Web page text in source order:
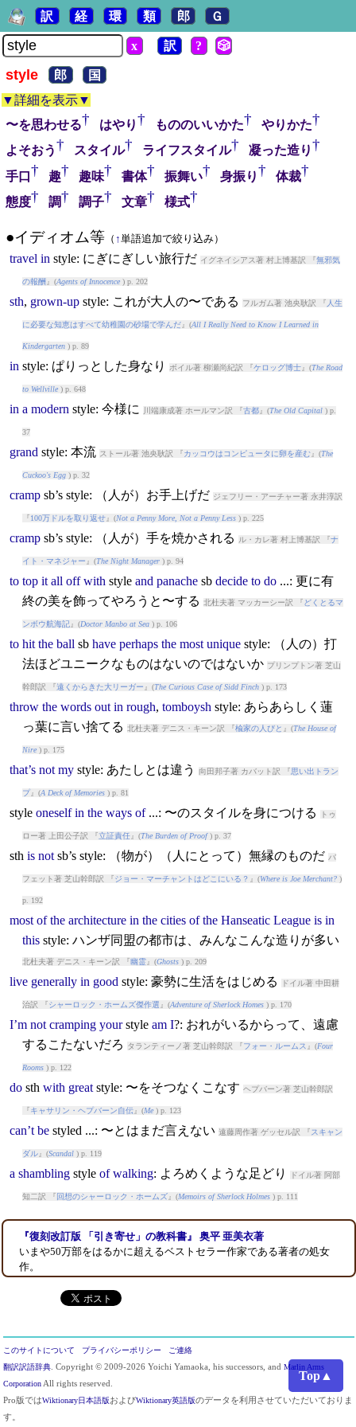
Top▲
訳 経 環 類 郎 Ｇ
x 訳 ? 🎲
style 郎
国
▼詳細を表示▼
〜を思わせる† はやり† もののいいかた† やりかた†
よそおう† スタイル† ライフスタイル† 凝った造り†
手口 † 趣† 趣味† 書体† 振舞い† 身振り† 体裁†
態度† 調† 調子† 文章† 様式†
●イディオム等（ ↑単語追加で絞り込み）
travel in style: にぎにぎしい旅行だ イグネイシアス著 村上博基訳 『無邪気
の報酬 』(Agents of Innocence) p. 202
sth, grown-up style: これが大人の〜である フルガム著 池央耿訳 『 人生
に必要な知恵はすべて幼稚園の砂場で学んだ』(All I Really Need to Know I Learned in
Kindergarten) p. 89
in style: ぱりっとした身なり ボイル著 柳瀬尚紀訳 『ケロッグ博士』(The Road
to Wellville) p. 648
in a modern style: 今様に 川端康成著 ホールマン訳 『古都』(The Old Capital) p.
37
grand style: 本流 ストール著 池央耿訳 『カッコウはコンピュータに卵を産む』(The
Cuckoo's Egg) p. 32
crampsb’s style: （人が）お手上げだ ジェフリー・アーチャー著 永井淳訳
『100万ドルを取り返せ』(Not a Penny More, Not a Penny Less) p. 225
crampsb’s style: （人が）手を焼かされる ル・カレ著 村上博基訳 『ナ
イト・マネジャー 』(The Night Manager) p. 94
to top it all off with style and panachesb decide to do...: 更に有
終の美を飾ってやろうと〜する 北杜夫著 マッカーシー訳 『どくとるマ
ンボウ航海記 』(Doctor Manbo at Sea) p. 106
to hit the ball sb have perhaps the most unique style: （人の）打
法ほどユニークなものはないのではないか プリンプトン著 芝山
幹郎訳 『遠くからきた大リーガー 』(The Curious Case of Sidd Finch) p. 173
throw the words out in rough, tomboysh style: あらあらしく蓮
っ葉に言い捨てる 北杜夫著 デニス・キーン訳 『楡家の人びと 』(The House of
Nire) p. 175
that’s not my style: あたしとは違う 向田邦子著 カバット訳 『思い出トラン
プ』(A Deck of Memories) p. 81
style oneself in the ways of...: 〜のスタイルを身につける トゥ
ロー著 上田公子訳 『立証責任』(The Burden of Proof) p. 37
sth is notsb’s style: （物が）（人にとって）無縁のものだ バ
フェット著 芝山幹郎訳 『ジョー・マーチャントはどこにいる？ 』(Where is Joe Merchant?)
p. 192
most of the architecture in the cities of the Hanseatic League is in
this style: ハンザ同盟の都市は、みんなこんな造りが多い
北杜夫著 デニス・キーン訳 『幽霊』(Ghosts) p. 209
live generally in good style: 豪勢に生活をはじめる ドイル著 中田耕
治訳 『シャーロック・ホームズ傑作選 』(Adventure of Sherlock Homes) p. 170
I’m not cramping your style am I?: おれがいるからって、遠慮
するこたないだろ
タランティーノ著 芝山幹郎訳 『フォー・ルームス 』(Four
Rooms) p. 122
dosth with great style: 〜をそつなくこなす ヘプバーン著 芝山幹郎訳
『キャサリン・ヘプバーン自伝』(Me) p. 123
can’t be styled ...: 〜とはまだ言えない 遠藤周作著 ゲッセル訳 『スキャン
ダル』(Scandal) p. 119
a shambling style of walking: よろめくような足どり ドイル著 阿部
知二訳 『 回想のシャーロック・ホームズ』(Memoirs of Sherlock Holmes) p. 111
『復刻改訂版 「引き寄せ」の教科書』 奥平 亜美衣著
いまや50万部をはるかに超えるベストセラー作家である著者の処女
作。
このサイトについて プライバシーポリシー
ご連絡
翻訳訳語辞典. Copyright © 2009-2026 Yoichi Yamaoka, his successors, and Marlin Arms
CorporationAll rights reserved.
Pro版ではWiktionary日本語版およびWiktionary英語版のデータを利用させていただいておりま
す。